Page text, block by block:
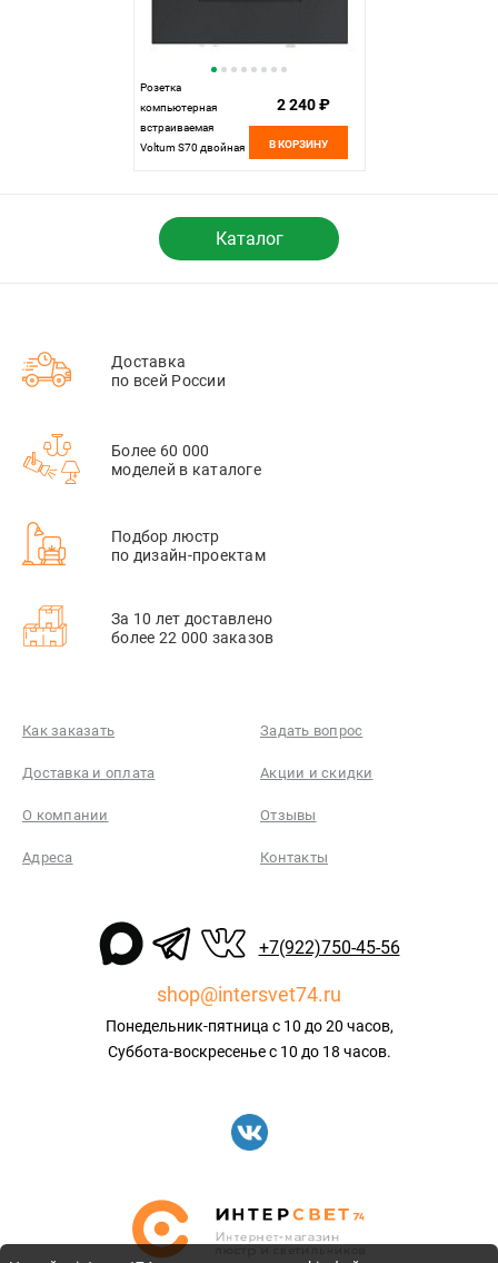
Розетка
компьютерная
встраиваемая
Voltum S70 двойная
2 240 ₽
В КОРЗИНУ
Каталог
Доставка
по всей России
Более 60 000
моделей в каталоге
Подбор люстр
по дизайн-проектам
За 10 лет доставлено
более 22 000 заказов
Как заказать Задать вопрос
Доставка и оплата Акции и скидки
О компании Отзывы
Адреса Контакты
+7(922)750-45-56
shop@intersvet74.ru
Понедельник-пятница с 10 до 20 часов,
Суббота-воскресенье с 10 до 18 часов.